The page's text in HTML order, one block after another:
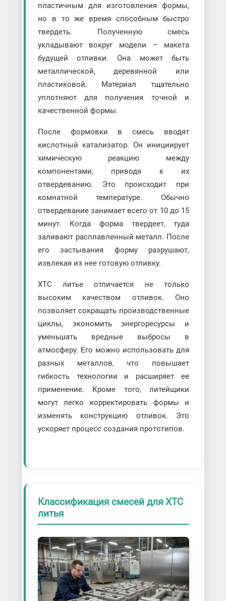
пластичным для изготовления формы,
но в то же время способным быстро
твердеть. Полученную смесь
укладывают вокруг модели – макета
будущей отливки. Она может быть
металлической, деревянной или
пластиковой. Материал тщательно
уплотняют для получения точной и
качественной формы.
После формовки в смесь вводят
кислотный катализатор. Он инициирует
химическую реакцию между
компонентами, приводя к их
отвердеванию. Это происходит при
комнатной температуре. Обычно
отвердевание занимает всего от 10 до 15
минут. Когда форма твердеет, туда
заливают расплавленный металл. После
его застывания форму разрушают,
извлекая из нее готовую отливку.
ХТС литье отличается не только
высоким качеством отливок. Оно
позволяет сокращать производственные
циклы, экономить энергоресурсы и
уменьшать вредные выбросы в
атмосферу. Его можно использовать для
разных металлов, что повышает
гибкость технологии и расширяет ее
применение. Кроме того, литейщики
могут легко корректировать формы и
изменять конструкцию отливок. Это
ускоряет процесс создания прототипов.
Классификация смесей для ХТС
литья